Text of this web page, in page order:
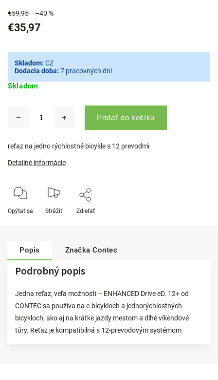
€59,95 –40 %
€35,97
Skladom
Skladom: CZ
Dodacia doba: 7 pracovných dní
Pridať do košíka
reťaz na jedno rýchlostné bicykle s 12 prevodmi
Detailné informácie
Opýtať sa Strážiť Zdieľať
Popis Značka Contec
Podrobný popis
Jedna reťaz, veľa možností – ENHANCED Drive eD. 12+ od
CONTEC sa používa na e-bicykloch a jednorýchlostných
bicykloch, ako aj na krátke jazdy mestom a dlhé víkendové
túry. Reťaz je kompatibilná s 12-prevodovým systémom